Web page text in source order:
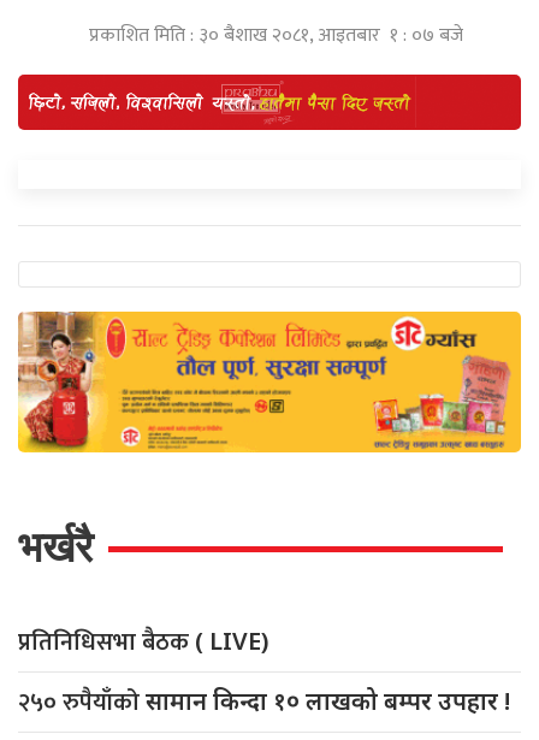
प्रकाशित मिति : ३० बैशाख २०८१, आइतबार १ : ०७ बजे
भर्खरै
प्रतिनिधिसभा बैठक ( LIVE)
२५० रुपैयाँकोसामान किन्दा १० लाखको बम्पर उपहार !